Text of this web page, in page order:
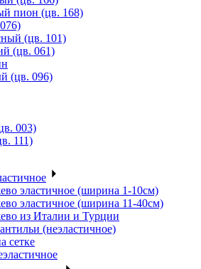
пион (цв. 168)
(цв. 101)
(цв. 061)
(цв. 096)
003)
111)
эластичное (ширина 1-10см)
эластичное (ширина 11-40см)
из Италии и Турции
(неэластичное)
сетке